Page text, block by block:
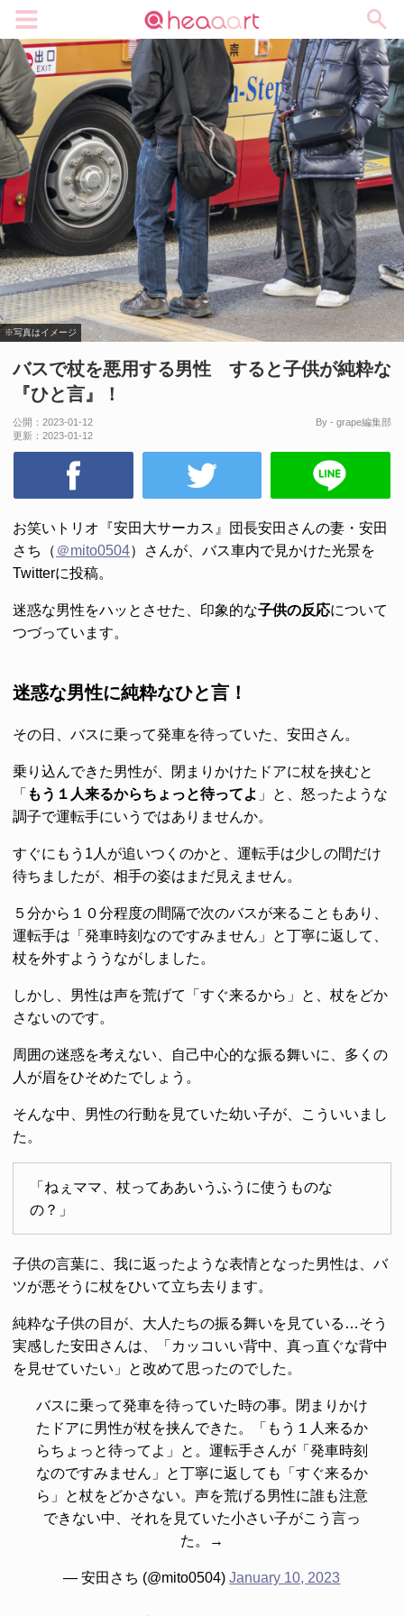
※写真はイメージ
バスで杖を悪用する男性 すると子供が純粋な
『ひと言』！
公開： 2023-01-12
更新： 2023-01-12
By - grape編集部
お笑いトリオ『安田大サーカス』団長安田さんの妻・安田
さち（ ＠mito0504）さんが、バス車内で見かけた光景を
Twitterに投稿。
迷惑な男性をハッとさせた、印象的な子供の反応について
つづっています。
迷惑な男性に純粋なひと言！
その日、バスに乗って発車を待っていた、安田さん。
乗り込んできた男性が、閉まりかけたドアに杖を挟むと
「 もう１人来るからちょっと待ってよ 」と、怒ったような
調子で運転手にいうではありませんか。
すぐにもう1人が追いつくのかと、運転手は少しの間だけ
待ちましたが、相手の姿はまだ見えません。
５分から１０分程度の間隔で次のバスが来ることもあり、
運転手は「発車時刻なのですみません」と丁寧に返して、
杖を外すよううながしました。
しかし、男性は声を荒げて「すぐ来るから」と、杖をどか
さないのです。
周囲の迷惑を考えない、自己中心的な振る舞いに、多くの
人が眉をひそめたでしょう。
そんな中、男性の行動を見ていた幼い子が、こういいまし
た。
「ねぇママ、杖ってああいうふうに使うものな
の？」
子供の言葉に、我に返ったような表情となった男性は、バ
ツが悪そうに杖をひいて立ち去ります。
純粋な子供の目が、大人たちの振る舞いを見ている…そう
実感した安田さんは、「カッコいい背中、真っ直ぐな背中
を見せていたい」と改めて思ったのでした。
バスに乗って発車を待っていた時の事。閉まりかけ
たドアに男性が杖を挟んできた。「もう１人来るか
らちょっと待ってよ」と。運転手さんが「発車時刻
なのですみません」と丁寧に返しても「すぐ来るか
ら」と杖をどかさない。声を荒げる男性に誰も注意
できない中、それを見ていた小さい子がこう言っ
た。→
— 安田さち (@mito0504)January 10, 2023